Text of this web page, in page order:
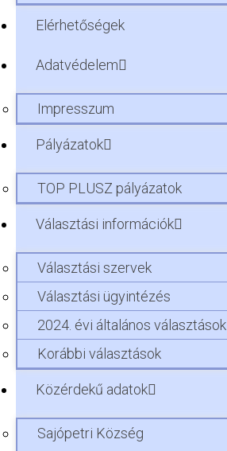
Elérhetőségek
Adatvédelem
Impresszum
Pályázatok
TOP PLUSZ pályázatok
Választási információk
Választási szervek
Választási ügyintézés
2024. évi általános választások
Korábbi választások
Közérdekű adatok
Sajópetri Község